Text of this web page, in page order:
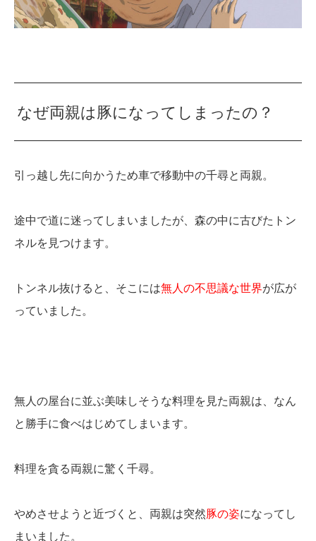
なぜ両親は豚になってしまったの？
引っ越し先に向かうため車で移動中の千尋と両親。
途中で道に迷ってしまいましたが、森の中に古びたトン
ネルを見つけます。
トンネル抜けると、そこには無人の不思議な世界が広が
っていました。
無人の屋台に並ぶ美味しそうな料理を見た両親は、なん
と勝手に食べはじめてしまいます。
料理を貪る両親に驚く千尋。
やめさせようと近づくと、両親は突然豚の姿になってし
まいました。